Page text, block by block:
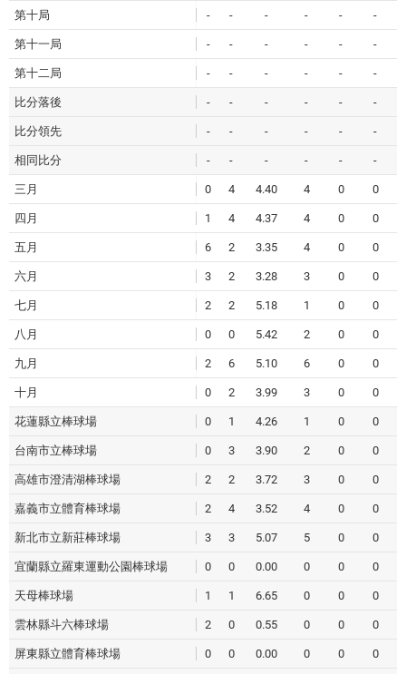
第十局 - - - - - -
第十一局 - - - - - -
第十二局 - - - - - -
比分落後 - - - - - -
比分領先 - - - - - -
相同比分 - - - - - -
三月 0 4 4.40 4 0 0
四月 1 4 4.37 4 0 0
五月 6 2 3.35 4 0 0
六月 3 2 3.28 3 0 0
七月 2 2 5.18 1 0 0
八月 0 0 5.42 2 0 0
九月 2 6 5.10 6 0 0
十月 0 2 3.99 3 0 0
花蓮縣立棒球場 0 1 4.26 1 0 0
台南市立棒球場 0 3 3.90 2 0 0
高雄市澄清湖棒球場 2 2 3.72 3 0 0
嘉義市立體育棒球場 2 4 3.52 4 0 0
新北市立新莊棒球場 3 3 5.07 5 0 0
宜蘭縣立羅東運動公園棒球場 0 0 0.00 0 0 0
天母棒球場 1 1 6.65 0 0 0
雲林縣斗六棒球場 2 0 0.55 0 0 0
屏東縣立體育棒球場 0 0 0.00 0 0 0